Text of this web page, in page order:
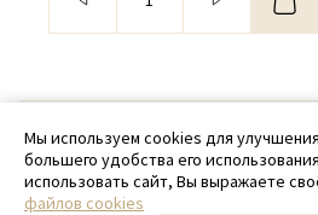
© 2020 - 2026
+ 7 (918)
Мы используем cookies для
большего удобства его
использовать сайт, Вы выражаете
файлов cookies